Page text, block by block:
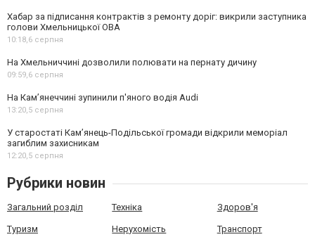
Хабар за підписання контрактів з ремонту доріг: викрили заступника
голови Хмельницької ОВА
10:18,6 серпня
На Хмельниччині дозволили полювати на пернату дичину
09:59,6 серпня
На Камʼянеччині зупинили п'яного водія Audi
13:20,5 серпня
У старостаті Кам’янець-Подільської громади відкрили меморіал
загиблим захисникам
12:20,5 серпня
Рубрики новин
Загальний розділ Техніка Здоров'я
Туризм Нерухомість Транспорт